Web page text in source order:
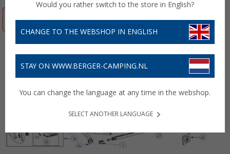
-5%
Would you rather switch to the store in English?
CHANGE TO THE WEBSHOP IN ENGLISH
STAY ON WWW.BERGER-CAMPING.NL
You can change the language at any time in the webshop.
SELECT ANOTHER LANGUAGE